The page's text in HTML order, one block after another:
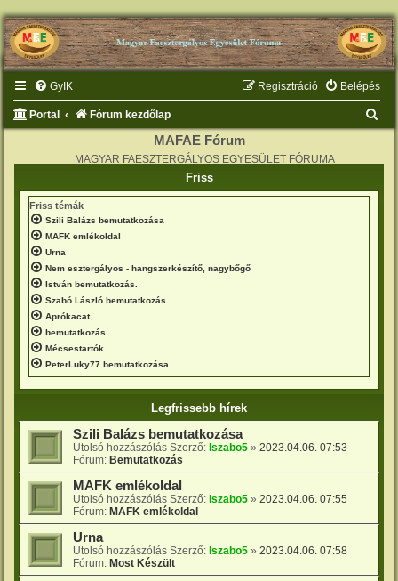
GyIK Belépés
Regisztráció
Portal Fórum kezdőlap
MAFAE Fórum
MAGYAR FAESZTERGÁLYOS EGYESÜLET FÓRUMA
Friss
Friss témák
Szili Balázs bemutatkozása
MAFK emlékoldal
Urna
Nem esztergályos - hangszerkészítő, nagybőgő
István bemutatkozás.
Szabó László bemutatkozás
Aprókacat
bemutatkozás
Mécsestartók
PeterLuky77 bemutatkozása
Legfrissebb hírek
Szili Balázs bemutatkozása
Utolsó hozzászólás Szerző: lszabo5 » 2023.04.06. 07:53
Fórum: Bemutatkozás
MAFK emlékoldal
Utolsó hozzászólás Szerző: lszabo5 » 2023.04.06. 07:55
Fórum: MAFK emlékoldal
Urna
Utolsó hozzászólás Szerző: lszabo5 » 2023.04.06. 07:58
Fórum: Most Készült